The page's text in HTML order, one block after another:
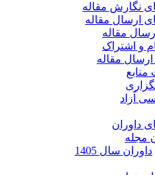
نگارش مقاله
ارسال مقاله
مقاله
و اشتراک
ارسال مقاله
آزاد
داوران
مجله
داوران سال 1405